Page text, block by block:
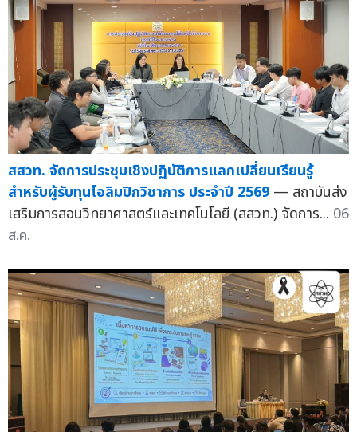
สสวท. จัดการประชุมเชิงปฏิบัติการแลกเปลี่ยนเรียนรู้
สำหรับผู้รับทุนโอลิมปิกวิชาการ ประจำปี 2569 — สถาบันส่ง
เสริมการสอนวิทยาศาสตร์และเทคโนโลยี (สสวท.) จัดการ... 06
ส.ค.